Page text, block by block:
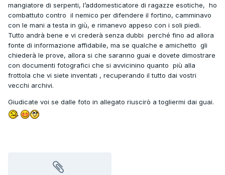
mangiatore di serpenti, l’addomesticatore di ragazze esotiche, ho
combattuto contro il nemico per difendere il fortino, camminavo
con le mani a testa in giù, e rimanevo appeso con i soli piedi.
Tutto andrà bene e vi crederà senza dubbi perché fino ad allora
fonte di informazione affidabile, ma se qualche e amichetto gli
chiederà le prove, allora si che saranno guai e dovete dimostrare
con documenti fotografici che si avvicinino quanto più alla
frottola che vi siete inventati , recuperando il tutto dai vostri
vecchi archivi.
Giudicate voi se dalle foto in allegato riuscirò a togliermi dai guai.